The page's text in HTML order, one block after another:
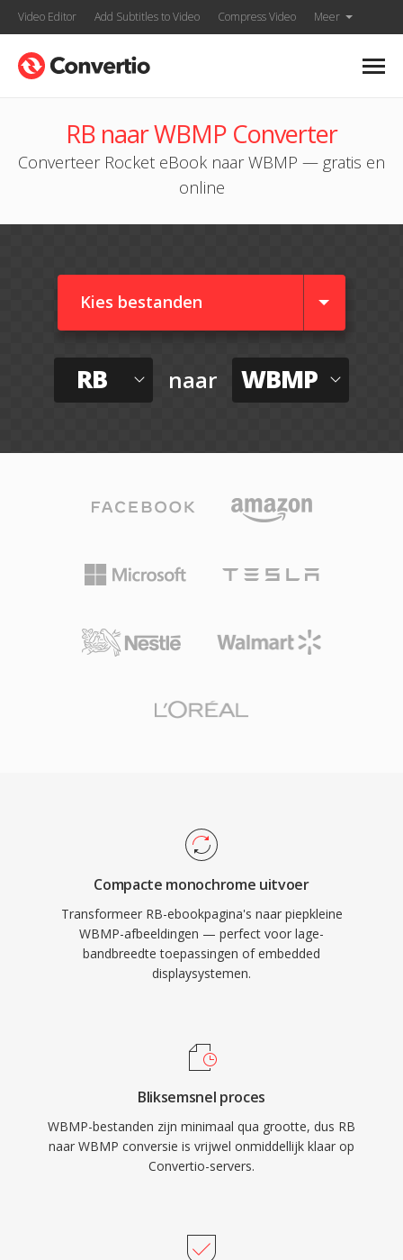
Video Editor Add Subtitles to Video Compress Video Meer
RB naar WBMP Converter
Converteer Rocket eBook naar WBMP — gratis en
online
Kies bestanden
RB naar WBMP
Compacte monochrome uitvoer
Transformeer RB-ebookpagina's naar piepkleine
WBMP-afbeeldingen — perfect voor lage-
bandbreedte toepassingen of embedded
displaysystemen.
Bliksemsnel proces
WBMP-bestanden zijn minimaal qua grootte, dus RB
naar WBMP conversie is vrijwel onmiddellijk klaar op
Convertio-servers.